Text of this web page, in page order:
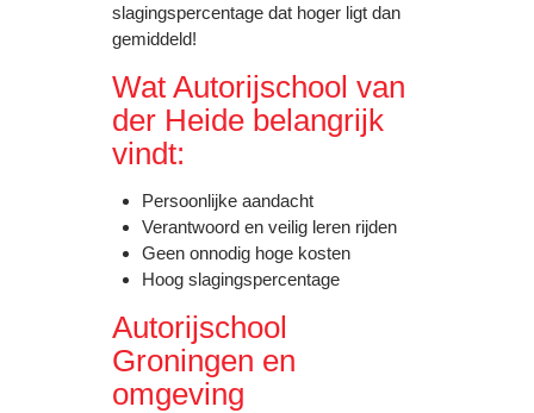
slagingspercentage dat hoger ligt dan
gemiddeld!
Wat Autorijschool van
der Heide belangrijk
vindt:
Persoonlijke aandacht
Verantwoord en veilig leren rijden
Geen onnodig hoge kosten
Hoog slagingspercentage
Autorijschool
Groningen en
omgeving